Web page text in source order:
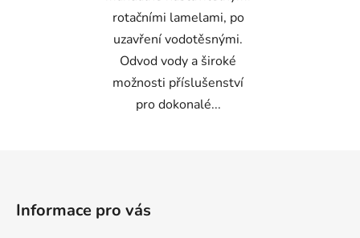
rotačními lamelami, po
uzavření vodotěsnými.
Odvod vody a široké
možnosti příslušenství
pro dokonalé...
Informace pro vás